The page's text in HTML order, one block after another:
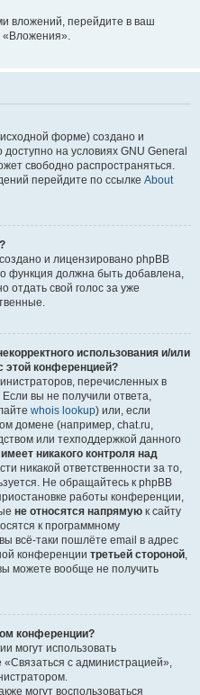
вложений, перейдите в ваш
«Вложения».
форме) создано и
доступно на условиях GNU General
свободно распространяться.
перейдите по ссылке About
и лицензировано phpBB
функция должна быть добавлена,
отдать свой голос за уже
использования и/или
этой конференцией?
перечисленных в
вы не получили ответа,
whois lookup) или, если
домене (например, chat.ru,
или техподдержкой данного
никакого контроля над
никакой ответственности за то,
Не обращайтесь к phpBB
работы конференции,
не относятся напрямую к сайту
к программному
всё-таки пошлёте email в адрес
конференции третьей стороной,
можете вообще не получить
конференции?
могут использовать
с администрацией»,
могут воспользоваться